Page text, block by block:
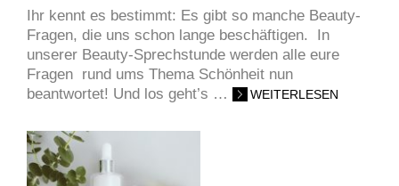
Ihr kennt es bestimmt: Es gibt so manche Beauty-
Fragen, die uns schon lange beschäftigen. In
unserer Beauty-Sprechstunde werden alle eure
Fragen rund ums Thema Schönheit nun
beantwortet! Und los geht’s …
WEITERLESEN